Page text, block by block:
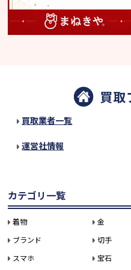
買取業者一覧
運営社情報
カテゴリ一覧
着物 金
ブランド
切手
スマホ
宝石